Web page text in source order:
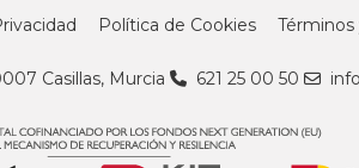
Política de Cookies
Casillas, Murcia 621 25 00 50